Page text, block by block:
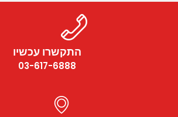
התקשרו עכשיו
03-617-6888